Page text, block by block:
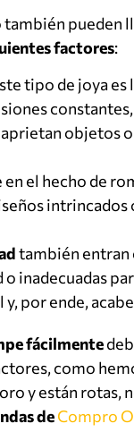
pueden
factores:
tipo de joya es
objetos
el hecho de
intrincados
también entran
inadecuadas
por ende,
fácilmente
como
y están rotas,
deCompro